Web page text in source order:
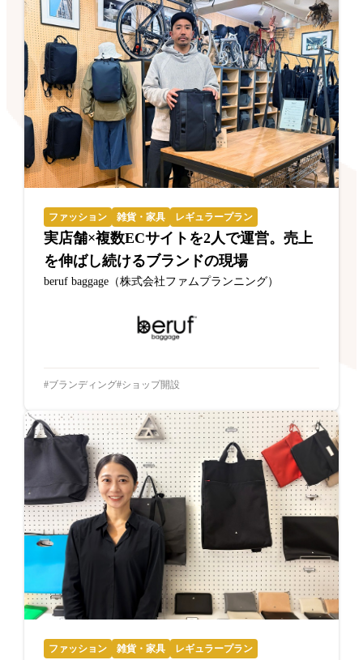
ファッション 雑貨・家具 レギュラープラン
実店舗×複数ECサイトを2人で運営。売上
を伸ばし続けるブランドの現場
beruf baggage（株式会社ファムプランニング）
ブランディング ショップ開設
ファッション 雑貨・家具 レギュラープラン